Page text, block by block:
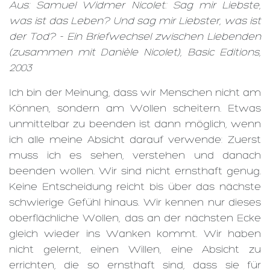
Aus: Samuel Widmer Nicolet: Sag mir Liebste,
was ist das Leben? Und sag mir Liebster, was ist
der Tod? - Ein Briefwechsel zwischen Liebenden
(zusammen mit Danièle Nicolet), Basic Editions,
2003
Ich bin der Meinung, dass wir Menschen nicht am
Können, sondern am Wollen scheitern. Etwas
unmittelbar zu beenden ist dann möglich, wenn
ich alle meine Absicht darauf verwende: Zuerst
muss ich es sehen, verstehen und danach
beenden wollen. Wir sind nicht ernsthaft genug.
Keine Entscheidung reicht bis über das nächste
schwierige Gefühl hinaus. Wir kennen nur dieses
oberflächliche Wollen, das an der nächsten Ecke
gleich wieder ins Wanken kommt. Wir haben
nicht gelernt, einen Willen, eine Absicht zu
errichten, die so ernsthaft sind, dass sie für